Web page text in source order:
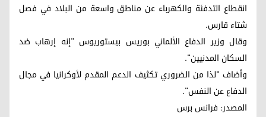
انقطاع التدفئة والكهرباء عن مناطق واسعة من البلاد في فصل
شتاء قارس.
وقال وزير الدفاع الألماني بوريس بيستوريوس "إنه إرهاب ضد
السكان المدنيين".
وأضاف "لذا من الضروري تكثيف الدعم المقدم لأوكرانيا في مجال
الدفاع عن النفس".
المصدر: فرانس برس